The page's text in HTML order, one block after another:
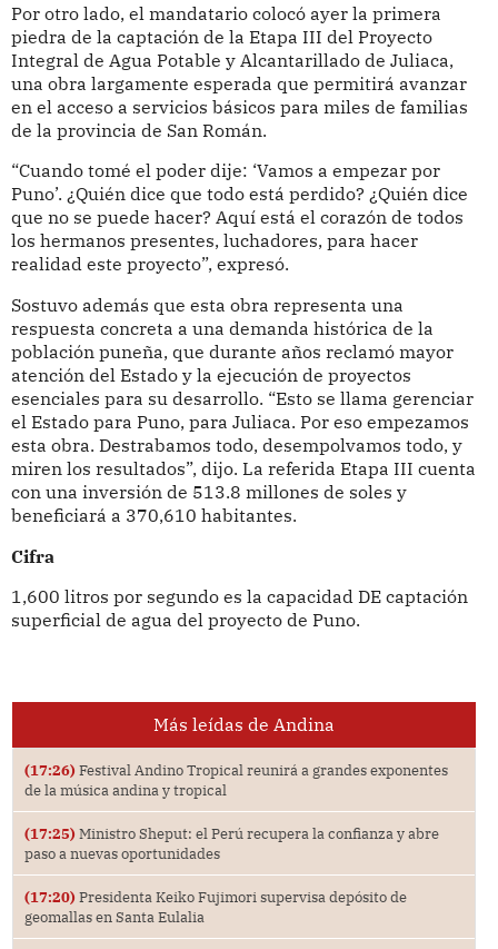
Por otro lado, el mandatario colocó ayer la primera
piedra de la captación de la Etapa III del Proyecto
Integral de Agua Potable y Alcantarillado de Juliaca,
una obra largamente esperada que permitirá avanzar
en el acceso a servicios básicos para miles de familias
de la provincia de San Román.
“Cuando tomé el poder dije: ‘Vamos a empezar por
Puno’. ¿Quién dice que todo está perdido? ¿Quién dice
que no se puede hacer? Aquí está el corazón de todos
los hermanos presentes, luchadores, para hacer
realidad este proyecto”, expresó.
Sostuvo además que esta obra representa una
respuesta concreta a una demanda histórica de la
población puneña, que durante años reclamó mayor
atención del Estado y la ejecución de proyectos
esenciales para su desarrollo. “Esto se llama gerenciar
el Estado para Puno, para Juliaca. Por eso empezamos
esta obra. Destrabamos todo, desempolvamos todo, y
miren los resultados”, dijo. La referida Etapa III cuenta
con una inversión de 513.8 millones de soles y
beneficiará a 370,610 habitantes.
Cifra
1,600 litros por segundo es la capacidad DE captación
superficial de agua del proyecto de Puno.
Más leídas de Andina
(17:26) Festival Andino Tropical reunirá a grandes exponentes
de la música andina y tropical
(17:25) Ministro Sheput: el Perú recupera la confianza y abre
paso a nuevas oportunidades
(17:20) Presidenta Keiko Fujimori supervisa depósito de
geomallas en Santa Eulalia